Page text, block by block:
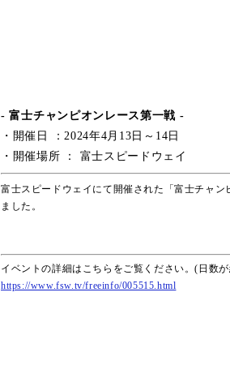
- 富士チャンピオンレース第一戦 -
・開催日 ：2024年4月13日～14日
・開催場所 ： 富士スピードウェイ
富士スピードウェイにて開催された「富士チャ
ました。
イベントの詳細はこちらをご覧ください。(日数
https://www.fsw.tv/freeinfo/005515.html